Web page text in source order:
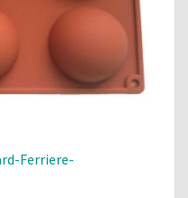
Ferriere-